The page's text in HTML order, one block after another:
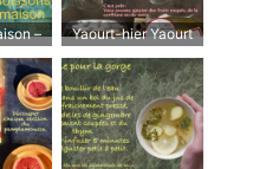
–
Yaourt-hier Yaourt
d’aujourd’hui